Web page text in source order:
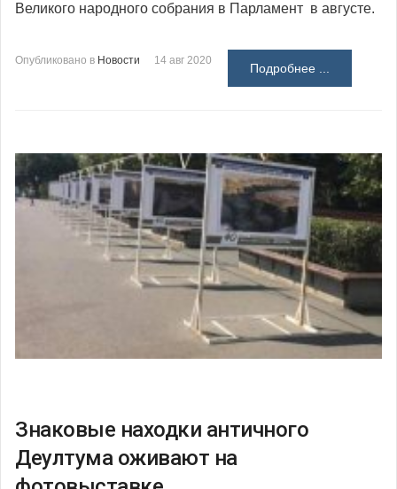
Великого народного собрания в Парламент в августе.
Опубликовано в Новости 14 авг 2020
Подробнее ...
Знаковые находки античного
Деултума оживают на